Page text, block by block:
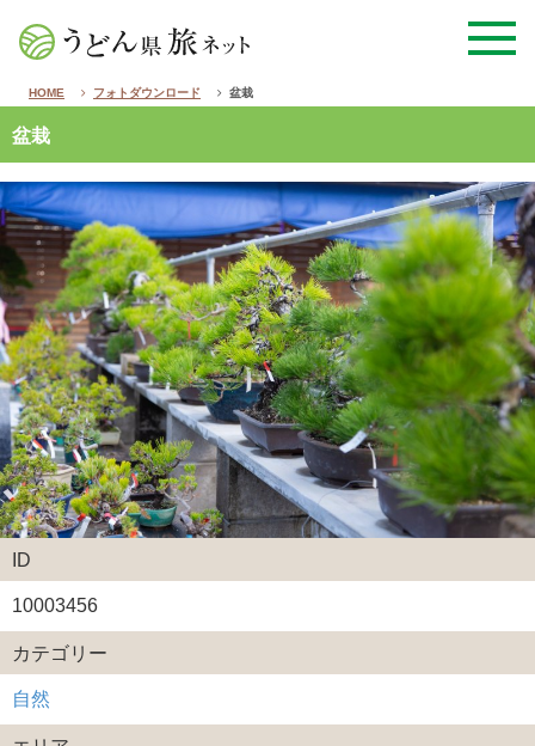
HOME フォトダウンロード 盆栽
盆栽
ID
10003456
カテゴリー
自然